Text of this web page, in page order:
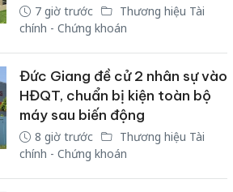
7 giờ trước
Thương hiệu Tài
chính - Chứng khoán
Đức Giang đề cử 2 nhân sự vào
HĐQT, chuẩn bị kiện toàn bộ
máy sau biến động
8 giờ trước
Thương hiệu Tài
chính - Chứng khoán